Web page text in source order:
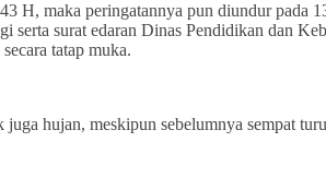
H, maka peringatannya pun diundur pada
surat edaran Dinas Pendidikan dan
tatap muka.
hujan, meskipun sebelumnya sempat